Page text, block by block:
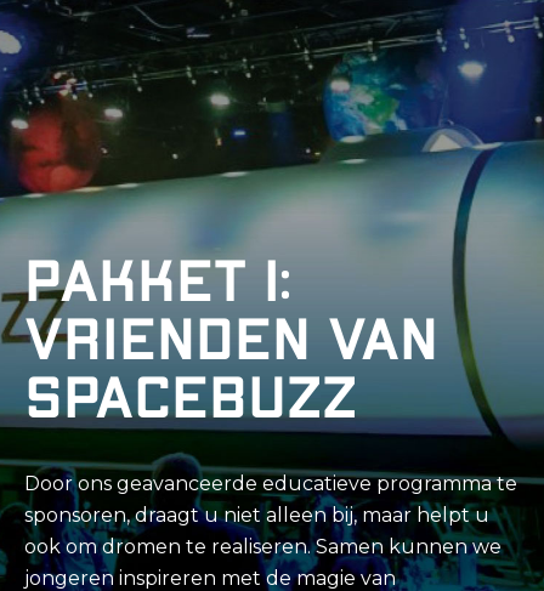
Pakket 1:
Vrienden van
SpaceBuzz
Door ons geavanceerde educatieve programma te
sponsoren, draagt u niet alleen bij, maar helpt u
ook om dromen te realiseren. Samen kunnen we
jongeren inspireren met de magie van